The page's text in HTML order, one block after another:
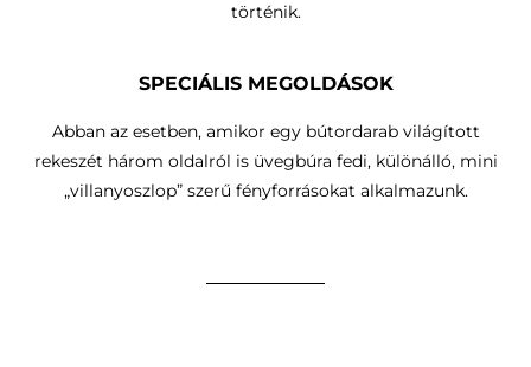
történik.
SPECIÁLIS MEGOLDÁSOK
Abban az esetben, amikor egy bútordarab világított
rekeszét három oldalról is üvegbúra fedi, különálló, mini
„villanyoszlop” szerű fényforrásokat alkalmazunk.